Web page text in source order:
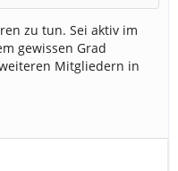
zu tun. Sei aktiv im
gewissen Grad
Mitgliedern in